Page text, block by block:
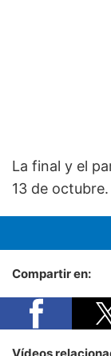
La final y el
13 de octubre.
Compartir en: